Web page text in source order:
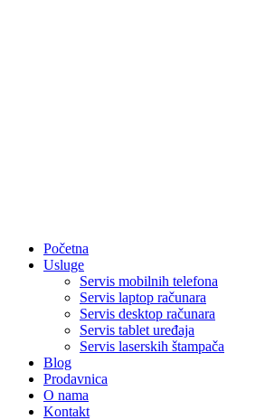
Početna
Usluge
Servis mobilnih telefona
Servis laptop računara
Servis desktop računara
Servis tablet uređaja
Servis laserskih štampača
Blog
Prodavnica
O nama
Kontakt